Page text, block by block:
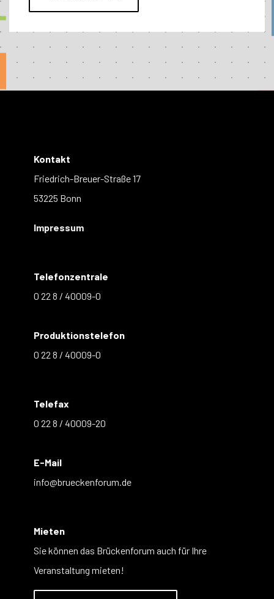
Kontakt
Friedrich-Breuer-Straße 17
53225 Bonn
Impressum
Telefonzentrale
0 22 8 / 40009-0
Produktionstelefon
0 22 8 / 40009-0
Telefax
0 22 8 / 40009-20
E-Mail
info@brueckenforum.de
Mieten
Sie können das Brückenforum auch für Ihre
Veranstaltung mieten!